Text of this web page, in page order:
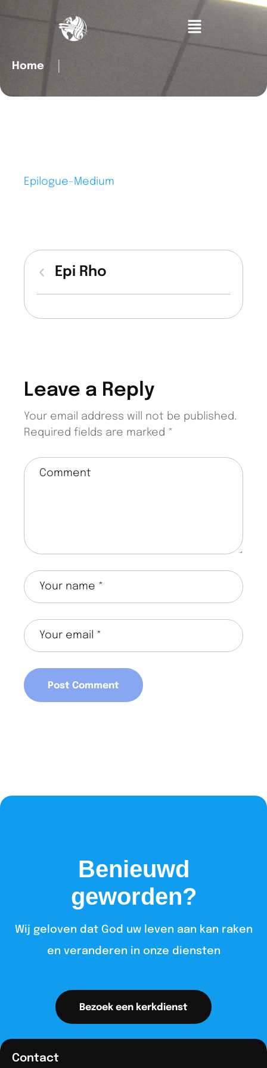
Home
Epilogue-Medium
Epi Rho
Leave a Reply
Your email address will not be published.
Required fields are marked *
Benieuwd
geworden?
Wij geloven dat God uw leven aan kan raken
en veranderen in onze diensten​
Bezoek een kerkdienst
Contact